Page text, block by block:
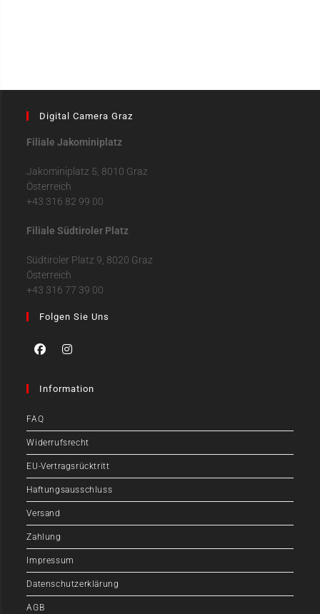
Digital Camera Graz
Filiale Jakominiplatz
Jakominiplatz 5, 8010 Graz
Österreich
+43 316 82 99 00
Filiale Südtiroler Platz
Südtiroler Platz 9, 8020 Graz
Österreich
+43 316 77 39 00
Folgen Sie Uns
Information
FAQ
Widerrufsrecht
EU-Vertragsrücktritt
Haftungsausschluss
Versand
Zahlung
Impressum
Datenschutzerklärung
AGB